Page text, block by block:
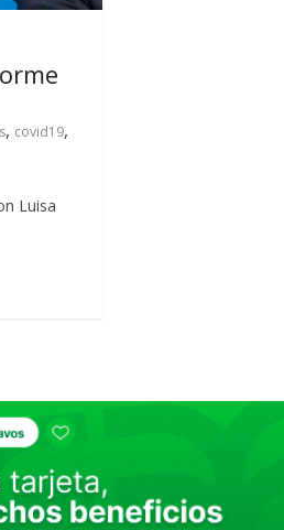
, covid19,
Luisa